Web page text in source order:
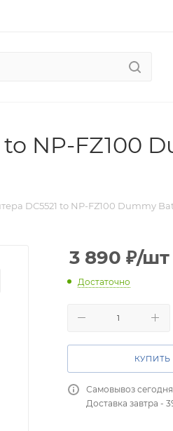
to NP-FZ100
DC5521 to NP-FZ100 Dummy
3 890 ₽/шт
Достаточно
КУПИТЬ
Самовывоз
Доставка завтра -